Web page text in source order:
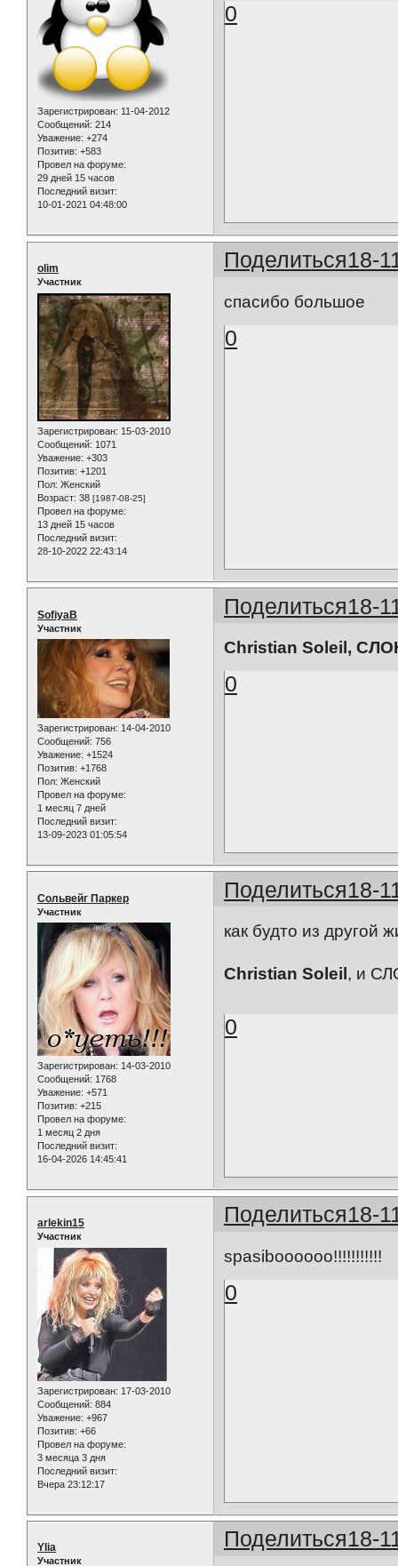
Зарегистрирован: 11-04-2012
Сообщений: 214
Уважение: +274
Позитив: +583
Провел на форуме:
29 дней 15 часов
Последний визит:
10-01-2021 04:48:00
0
Поделиться18-
olim
Участник
Зарегистрирован: 15-03-2010
Сообщений: 1071
Уважение: +303
Позитив: +1201
Пол: Женский
Возраст: 38 [1987-08-25]
Провел на форуме:
13 дней 15 часов
Последний визит:
28-10-2022 22:43:14
спасибо большое
0
Поделиться18-
SofiyaB
Участник
Зарегистрирован: 14-04-2010
Сообщений: 756
Уважение: +1524
Позитив: +1768
Пол: Женский
Провел на форуме:
1 месяц 7 дней
Последний визит:
13-09-2023 01:05:54
Christian Soleil,
0
Поделиться18-
Сольвейг Паркер
Участник
Зарегистрирован: 14-03-2010
Сообщений: 1768
Уважение: +571
Позитив: +215
Провел на форуме:
1 месяц 2 дня
Последний визит:
16-04-2026 14:45:41
как будто из другой
Christian Soleil , и
0
Поделиться18-
arlekin15
Участник
Зарегистрирован: 17-03-2010
Сообщений: 884
Уважение: +967
Позитив: +66
Провел на форуме:
3 месяца 3 дня
Последний визит:
Вчера 23:12:17
spasiboooooo!!!!!!!!!!!
0
Поделиться18-
Ylia
Участник